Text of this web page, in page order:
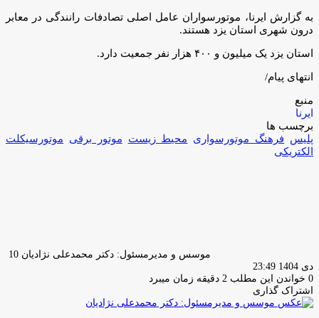
به گزارش ایرنا، موتورسواران عامل اصلی تصادفات رانندگی در معابر
درون شهری استان یزد هستند.
استان یزد یک میلیون و ۴۰۰ هزار نفر جمعیت دارد.
انتهای پیام/
منبع
ایرنا
برچسب ها
پلیس
فرهنگ موتورسوارى محیط زیست موتور برقی
موتورسیکلت
الکتریکى
موسس و مدیرمسئول: دکتر محمدعلی نژادیان 10
دی 1404 23:49
0 خواندن این مطلب 2 دقیقه زمان میبرد
اشتراک گذاری
فیس
توئیتر
لینکدین
واتس
تلگرام
اشتراک
چاپ